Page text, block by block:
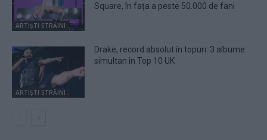
ARTIȘTI STRĂINI
Square, în fața a peste 50.000 de fani
ARTIȘTI STRĂINI
Drake, record absolut în topuri: 3 albume
simultan în Top 10 UK